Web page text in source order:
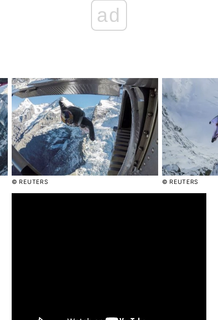
Головна Війна
Україна Політика
Економіка Світ
Спорт Наука
Техно і зв'язок Лайт
ad
© REUTERS © REUTERS